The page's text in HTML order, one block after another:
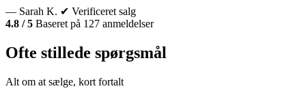
— Sarah K. ✔ Verificeret salg
4.8 / 5 Baseret på 127 anmeldelser
Ofte stillede spørgsmål
Alt om at sælge, kort fortalt